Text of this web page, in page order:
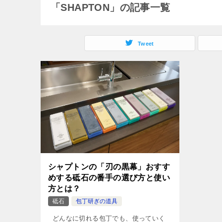
「SHAPTON」の記事一覧
Tweet
シャプトンの「刃の黒幕」おすす
めする砥石の番手の選び方と使い
方とは？
砥石 包丁研ぎの道具
どんなに切れる包丁でも、使っていく